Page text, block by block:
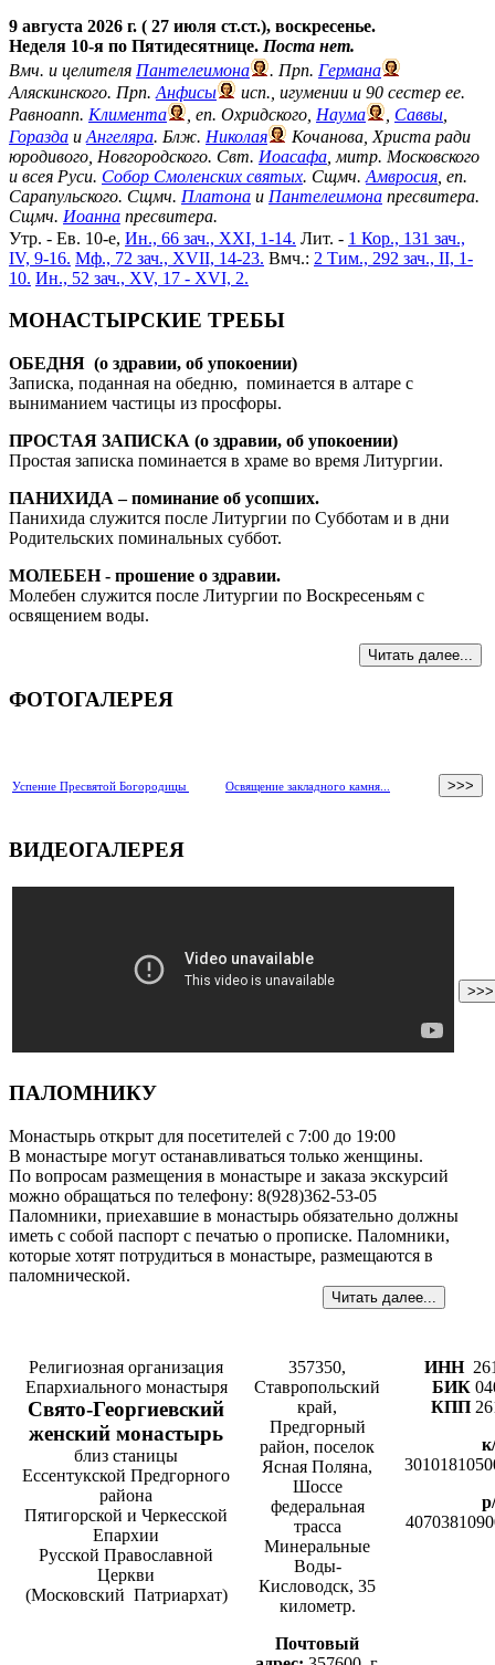
9 августа 2026 г. ( 27 июля ст.ст.), воскресенье.
Неделя 10-я по Пятидесятнице. Поста нет.
Вмч. и целителя Пантелеимона . Прп. Германа
Аляскинского. Прп. Анфисы
исп., игумении и 90 сестер ее.
Равноапп. Климента , еп. Охридского, Наума Саввы
Горазда и Ангеляра. Блж. Николая
Кочанова, Христа ради
юродивого, Новгородского. Свт. Иоасафа , митр. Московского
и всея Руси. Собор Смоленских святых. Сщмч. Амвросия , еп.
Сарапульского. Сщмч. Платона и Пантелеимона пресвитера.
Сщмч. Иоанна пресвитера.
Утр. - Ев. 10-е, Ин., 66 зач., XXI, 1-14. Лит. - 1 Кор., 131 зач.,
IV, 9-16. Мф., 72 зач., XVII, 14-23. Вмч.: 2 Тим., 292 зач., II, 1-
10. Ин., 52 зач., XV, 17 - XVI, 2.
МОНАСТЫРСКИЕ ТРЕБЫ
ОБЕДНЯ (о здравии, об упокоении)
Записка, поданная на обедню, поминается в алтаре с
выниманием частицы из просфоры.
ПРОСТАЯ ЗАПИСКА (о здравии, об упокоении)
Простая записка поминается в храме во время Литургии.
ПАНИХИДА – поминание об усопших.
Панихида служится после Литургии по Субботам и в дни
Родительских поминальных суббот.
МОЛЕБЕН - прошение о здравии.
Молебен служится после Литургии по Воскресеньям с
освящением воды.
Читать далее...
ФОТОГАЛЕРЕЯ
Успение Пресвятой Богородицы Освящение закладного камня... >>>
ВИДЕОГАЛЕРЕЯ
>>>
ПАЛОМНИКУ
Монастырь открыт для посетителей с 7:00 до 19:00
В монастыре могут останавливаться только женщины.
По вопросам размещения в монастыре и заказа экскурсий
можно обращаться по телефону: 8(928)362-53-05
Паломники, приехавшие в монастырь обязательно должны
иметь с собой паспорт с печатью о прописке. Паломники,
которые хотят потрудиться в монастыре, размещаются в
паломнической.
Читать далее...
Религиозная организация
Епархиального монастыря
Cвято-­Георгиевский
женский монастырь
близ станицы
Ессентукской Предгорного
района
Пятигорской и Черкесской
Епархии
Русской Православной
Церкви
(Московский Патриархат)
357350,
Ставропольский
край,
Предгорный
район, поселок
Ясная Поляна,
Шоссе
федеральная
трасса
Минеральные
Воды-
Кисловодск, 35
километр.
Почтовый
ИНН
БИК
КПП